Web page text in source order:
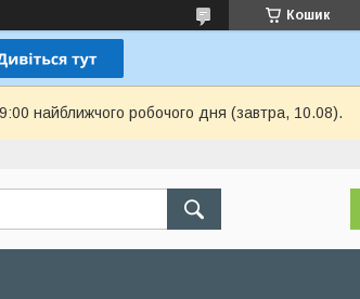
Кошик
найближчого робочого дня (завтра, 10.08).